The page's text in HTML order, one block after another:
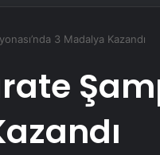
3 Madalya Kazandı